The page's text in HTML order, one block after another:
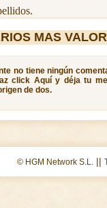
MAS
no tiene ningún
click Aquí y déja tu
de dos.
© HGM Network S.L. ||